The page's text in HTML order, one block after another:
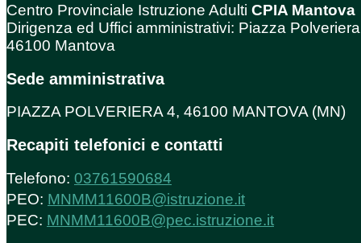
Centro Provinciale Istruzione Adulti CPIA Mantova
Dirigenza ed Uffici amministrativi: Piazza
46100 Mantova
Sede amministrativa
PIAZZA POLVERIERA 4, 46100 MANTOVA (MN)
Recapiti telefonici e contatti
Telefono: 03761590684
PEO: MNMM11600B@istruzione.it
PEC: MNMM11600B@pec.istruzione.it